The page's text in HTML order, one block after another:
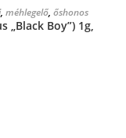
, méhlegelő, őshonos
„Black Boy”) 1g,